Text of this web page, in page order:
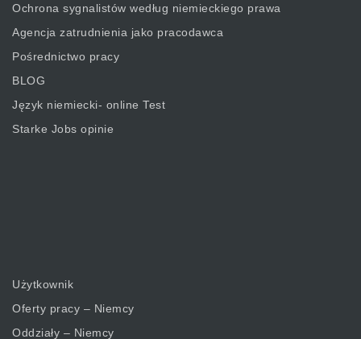
Ochrona sygnalistów według niemieckiego prawa
Agencja zatrudnienia jako pracodawca
Pośrednictwo pracy
BLOG
Język niemiecki- online Test
Starke Jobs opinie
Użytkownik
Oferty pracy – Niemcy
Oddziały – Niemcy